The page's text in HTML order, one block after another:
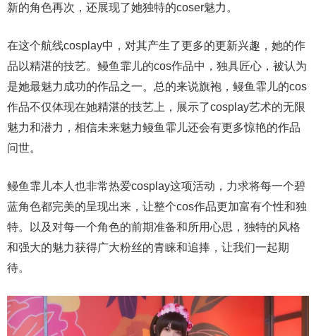
新的角色再次，还展现了她独特的coser魅力。
在这个航线cosplay中，对其产生了更多的更新兴趣，她的作
品以精湛的技艺。鳗鱼霏儿的cos作品中，独具匠心，被认为
是她最魅力成功的作品之一。总的来说旗袍，鳗鱼霏儿的cos
作品不仅体现在她精湛的技艺上，展示了cosplay艺术的无限
魅力和潜力，相信未来魅力鳗鱼霏儿还会有更多惊艳的作品
问世。
鳗鱼霏儿本人也非常热爱cosplay这项活动，力求将每一个碧
蓝角色都完美的呈现出来，让整个cos作品更加富有个性和独
特。以及对每一个角色的前期准备和所用心思，独特的风格
和强大的魅力获得广大粉丝的青睐和追捧，让我们一起期
待。